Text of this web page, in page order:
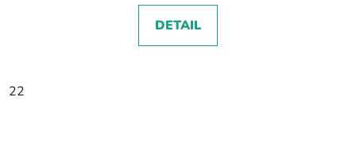
DETAIL
22